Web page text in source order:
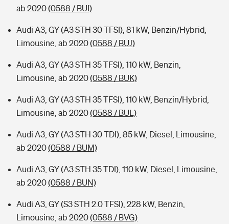
ab 2020(0588 / BUI)
Audi A3, GY (A3 STH 30 TFSI), 81 kW, Benzin/Hybrid,
Limousine, ab 2020(0588 / BUJ)
Audi A3, GY (A3 STH 35 TFSI), 110 kW, Benzin,
Limousine, ab 2020(0588 / BUK)
Audi A3, GY (A3 STH 35 TFSI), 110 kW, Benzin/Hybrid,
Limousine, ab 2020(0588 / BUL)
Audi A3, GY (A3 STH 30 TDI), 85 kW, Diesel, Limousine,
ab 2020(0588 / BUM)
Audi A3, GY (A3 STH 35 TDI), 110 kW, Diesel, Limousine,
ab 2020(0588 / BUN)
Audi A3, GY (S3 STH 2.0 TFSI), 228 kW, Benzin,
Limousine, ab 2020(0588 / BVG)